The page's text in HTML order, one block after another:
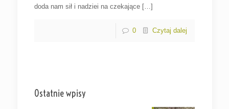
doda nam sił i nadziei na czekające […]
0 Czytaj dalej
Ostatnie wpisy